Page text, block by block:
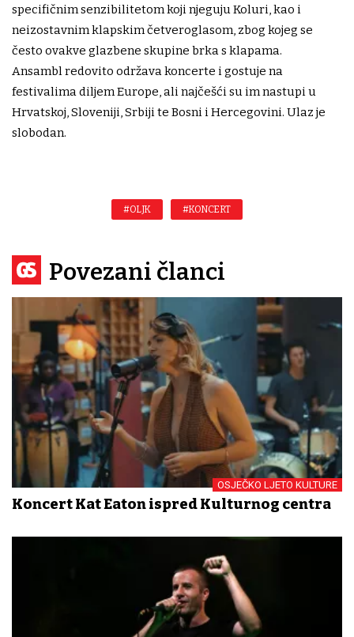
specifičnim senzibilitetom koji njeguju Koluri, kao i
neizostavnim klapskim četveroglasom, zbog kojeg se
često ovakve glazbene skupine brka s klapama.
Ansambl redovito održava koncerte i gostuje na
festivalima diljem Europe, ali najčešći su im nastupi u
Hrvatskoj, Sloveniji, Srbiji te Bosni i Hercegovini. Ulaz je
slobodan.
#OLJK #KONCERT
Povezani članci
OSJEČKO LJETO KULTURE
Koncert Kat Eaton ispred Kulturnog centra